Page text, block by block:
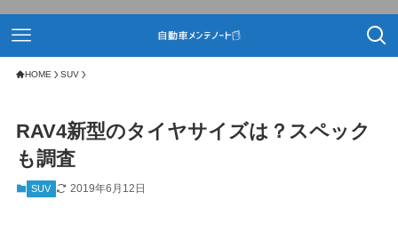
HOME SUV
RAV4新型のタイヤサイズは？スペック
も調査
SUV 2019年6月12日